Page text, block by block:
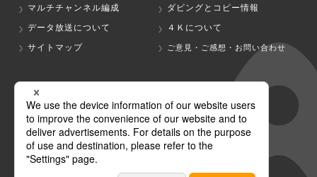
マルチチャンネル編成
ダビングとコピー情報
データ放送について
４Ｋについて
サイトマップ
ご意見・ご感想・お問い合わせ
グループ会社
テレビ朝日 テレ朝チャンネル